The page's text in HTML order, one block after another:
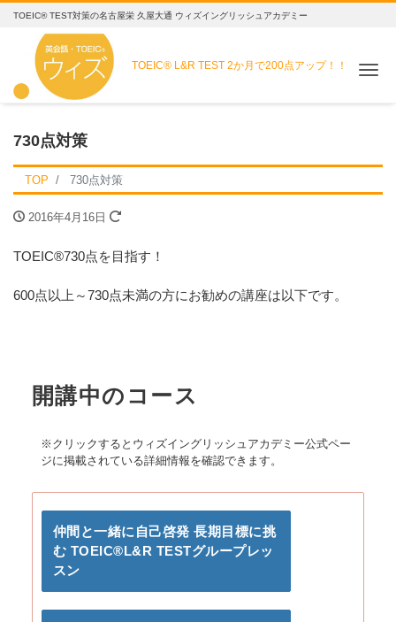
TOEIC® TEST対策の名古屋栄 久屋大通 ウィズイングリッシュアカデミー
TOEIC® L&R TEST2か月で200点アップ！！
730点対策
TOP 730点対策
2016年4月16日
TOEIC®730点を目指す！
600点以上～730点未満の方にお勧めの講座は以下です。
開講中のコース
※クリックするとウィズイングリッシュアカデミー公式ペー
ジに掲載されている詳細情報を確認できます。
仲間と一緒に自己啓発 長期目標に挑
む TOEIC®L&R TESTグループレッ
スン